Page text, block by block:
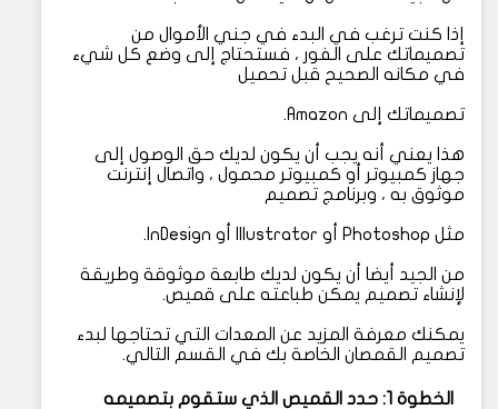
إذا كنت ترغب في البدء في جني الأموال من
تصميماتك على الفور ، فستحتاج إلى وضع كل شيء
في مكانه الصحيح قبل تحميل
تصميماتك إلى Amazon.
هذا يعني أنه يجب أن يكون لديك حق الوصول إلى
جهاز كمبيوتر أو كمبيوتر محمول ، واتصال إنترنت
موثوق به ، وبرنامج تصميم
مثل Photoshop أو Illustrator أو InDesign.
من الجيد أيضا أن يكون لديك طابعة موثوقة وطريقة
لإنشاء تصميم يمكن طباعته على قميص.
يمكنك معرفة المزيد عن المعدات التي تحتاجها لبدء
تصميم القمصان الخاصة بك في القسم التالي.
الخطوة 1: حدد القميص الذي ستقوم بتصميمه